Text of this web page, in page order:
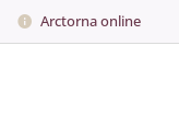
Arctorna online